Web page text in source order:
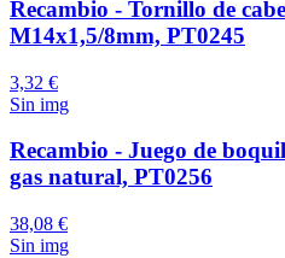
Recambio - Tornillo de
M14x1,5/8mm, PT0245
3,32 €
Sin img
Recambio - Juego de
gas natural, PT0256
38,08 €
Sin img